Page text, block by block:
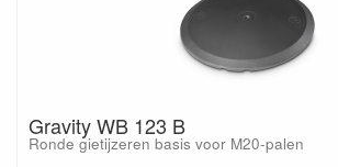
Gravity WB 123 B
Ronde gietijzeren basis voor M20-palen